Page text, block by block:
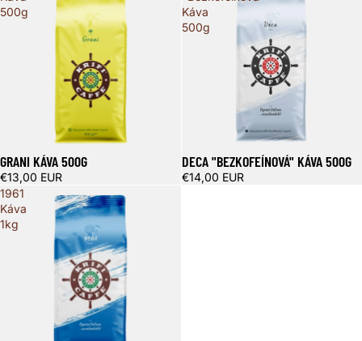
500g
Vypredané
GRANI KÁVA 500G
€13,00 EUR
Káva
500g
DECA "BEZKOFEÍNOVÁ" KÁVA 500G
€14,00 EUR
1961
Káva
1kg